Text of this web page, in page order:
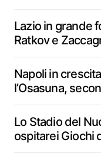
Lazio in grande
Ratkov e
Napoli in
l’Osasuna,
Lo Stadio del
ospitarei Giochi